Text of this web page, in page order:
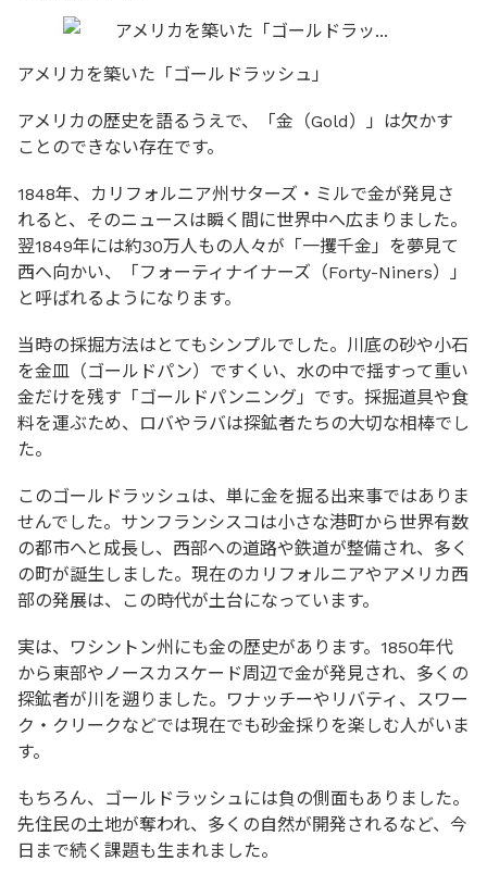
アメリカを築いた「ゴールドラッシュ」
アメリカの歴史を語るうえで、「金（Gold）」は欠かす
ことのできない存在です。
1848年、カリフォルニア州サターズ・ミルで金が発見さ
れると、そのニュースは瞬く間に世界中へ広まりました。
翌1849年には約30万人もの人々が「一攫千金」を夢見て
西へ向かい、「フォーティナイナーズ（Forty-Niners）」
と呼ばれるようになります。
当時の採掘方法はとてもシンプルでした。川底の砂や小石
を金皿（ゴールドパン）ですくい、水の中で揺すって重い
金だけを残す「ゴールドパンニング」です。採掘道具や食
料を運ぶため、ロバやラバは探鉱者たちの大切な相棒でし
た。
このゴールドラッシュは、単に金を掘る出来事ではありま
せんでした。サンフランシスコは小さな港町から世界有数
の都市へと成長し、西部への道路や鉄道が整備され、多く
の町が誕生しました。現在のカリフォルニアやアメリカ西
部の発展は、この時代が土台になっています。
実は、ワシントン州にも金の歴史があります。1850年代
から東部やノースカスケード周辺で金が発見され、多くの
探鉱者が川を遡りました。ワナッチーやリバティ、スワー
ク・クリークなどでは現在でも砂金採りを楽しむ人がいま
す。
もちろん、ゴールドラッシュには負の側面もありました。
先住民の土地が奪われ、多くの自然が開発されるなど、今
日まで続く課題も生まれました。